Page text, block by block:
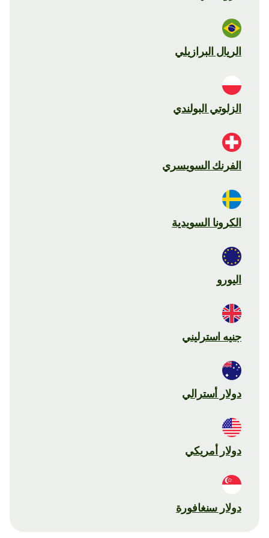
الريال البرازيلي
الزلوتي البولندي
الفرنك السويسري
الكرونا السويدية
اليورو
جنيه استرليني
دولار أسترالي
دولار أمريكي
دولار سنغافورة